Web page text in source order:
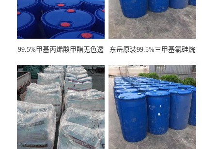
99.5%甲基丙烯酸甲酯无色透
东岳原装99.5%三甲基氯硅烷